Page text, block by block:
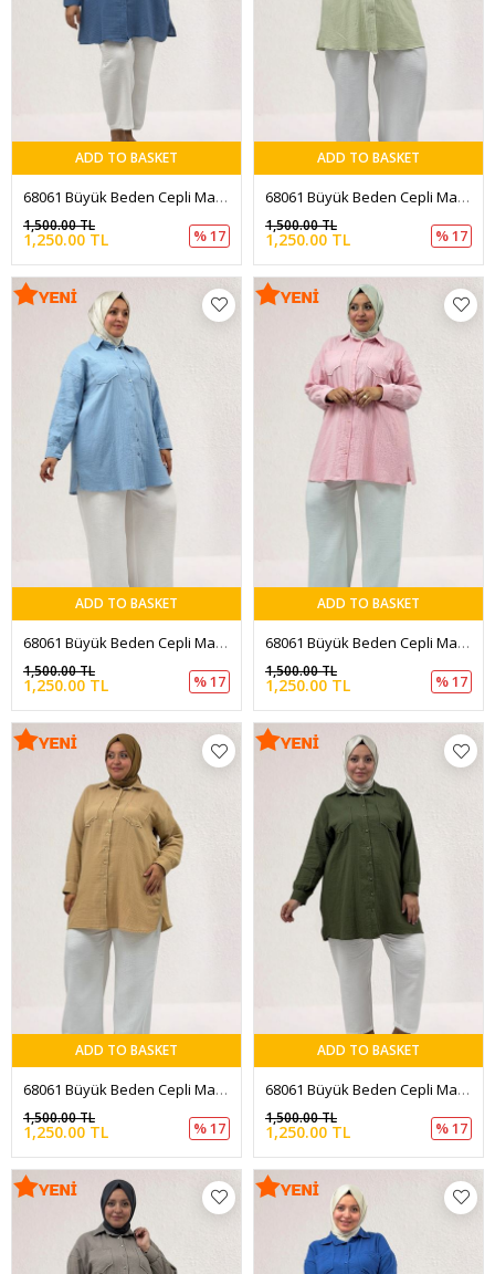
ADD TO BASKET
68061 Büyük Beden Cepli Manşetli Müslin Gömlek - Soğuk Mavi
1,250.00 TL
1,500.00 TL
% 17
ADD TO BASKET
68061 Büyük Beden Cepli Manşetli Müslin Gömlek - Su Yeşili
1,250.00 TL
1,500.00 TL
% 17
ADD TO BASKET
68061 Büyük Beden Cepli Manşetli Müslin Gömlek - Bebe Mavi
1,250.00 TL
1,500.00 TL
% 17
ADD TO BASKET
68061 Büyük Beden Cepli Manşetli Müslin Gömlek - Şeker Pembesi
1,250.00 TL
1,500.00 TL
% 17
ADD TO BASKET
68061 Büyük Beden Cepli Manşetli Müslin Gömlek - Bej
1,250.00 TL
1,500.00 TL
% 17
ADD TO BASKET
68061 Büyük Beden Cepli Manşetli Müslin Gömlek - Haki
1,250.00 TL
1,500.00 TL
% 17